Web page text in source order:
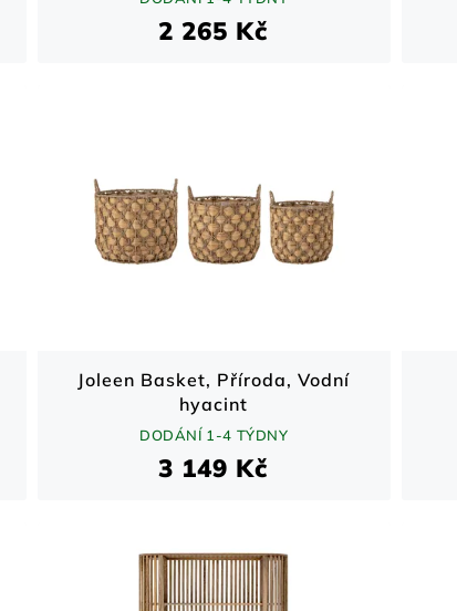
2 265 Kč
Joleen Basket, Příroda, Vodní
hyacint
DODÁNÍ 1-4 TÝDNY
3 149 Kč